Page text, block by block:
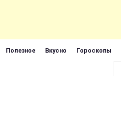
Полезное Вкусно Гороскопы